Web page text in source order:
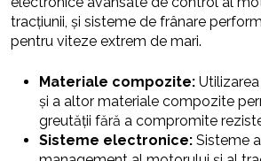
tracțiunii, și sisteme de frânare
pentru viteze extrem de mari.
Materiale compozite:
și a altor materiale compozite
greutății fără a compromite
Sisteme electronice: Sisteme